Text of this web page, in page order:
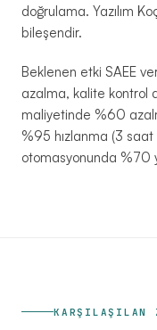
doğrulama. Yazılım
bileşendir.
Beklenen etki SAEE
azalma, kalite kontrol
maliyetinde %60
%95 hızlanma (3
otomasyonunda %70
KARŞILAŞILAN